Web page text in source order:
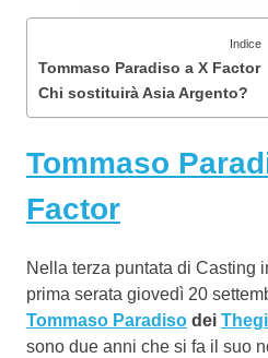
Indice
Tommaso Paradiso a X Factor
Chi sostituirà Asia Argento?
Tommaso
Factor
Nella terza puntata di Casting
prima serata giovedì 20
Tommaso Paradiso dei
sono due anni che si fa il suo